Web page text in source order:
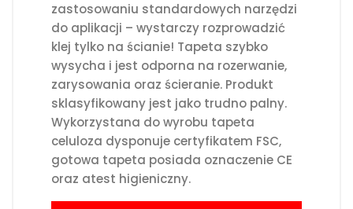
zastosowaniu standardowych narzędzi
do aplikacji – wystarczy rozprowadzić
klej tylko na ścianie! Tapeta szybko
wysycha i jest odporna na rozerwanie,
zarysowania oraz ścieranie. Produkt
sklasyfikowany jest jako trudno palny.
Wykorzystana do wyrobu tapeta
celuloza dysponuje certyfikatem FSC,
gotowa tapeta posiada oznaczenie CE
oraz atest higieniczny.